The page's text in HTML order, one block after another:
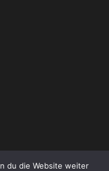
du die Website weiter